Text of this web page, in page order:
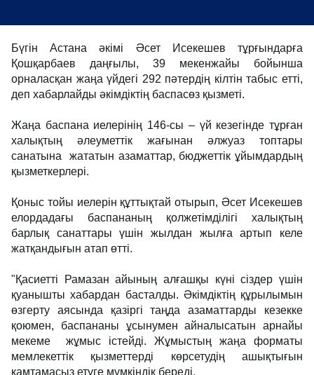
Бүгін Астана әкімі Әсет Исекешев тұрғындарға
Қошқарбаев даңғылы, 39 мекенжайы бойынша
орналасқан жаңа үйдегі 292 пәтердің кілтін табыс етті,
деп хабарлайды әкімдіктің баспасөз қызметі.
Жаңа баспана иелерінің 146-сы – үй кезегінде тұрған
халықтың әлеуметтік жағынан әлжуаз топтары
санатына жататын азаматтар, бюджеттік ұйымдардың
қызметкерлері.
Қоныс тойы иелерін құттықтай отырып, Әсет Исекешев
елордадағы баспананың қолжетімділігі халықтың
барлық санаттары үшін жылдан жылға артып келе
жатқандығын атап өтті.
"Қасиетті Рамазан айының алғашқы күні сіздер үшін
қуанышты хабардан басталды. Әкімдіктің құрылымын
өзгерту аясында қазіргі таңда азаматтарды кезекке
қоюмен, баспананы ұсынумен айналысатын арнайы
мекеме жұмыс істейді. Жұмыстың жаңа форматы
мемлекеттік қызметтерді көрсетудің ашықтығын
қамтамасыз етуге мүмкіндік береді.